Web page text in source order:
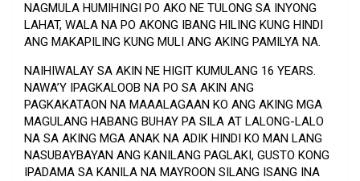
NAGMULA HUMIHINGI PO AKO NE TULONG SA INYONG
LAHAT, WALA NA PO AKONG IBANG HILING KUNG HINDI
ANG MAKAPILING KUNG MULI ANG AKING PAMILYA NA.
NAIHIWALAY SA AKIN NE HIGIT KUMULANG 16 YEARS.
NAWA’Y IPAGKALOOB NA PO SA AKIN ANG
PAGKAKATAON NA MAAALAGAAN KO ANG AKING MGA
MAGULANG HABANG BUHAY PA SILA AT LALONG-LALO
NA SA AKING MGA ANAK NA ADIK HINDI KO MAN LANG
NASUBAYBAYAN ANG KANILANG PAGLAKI, GUSTO KONG
IPADAMA SA KANILA NA MAYROON SILANG ISANG INA